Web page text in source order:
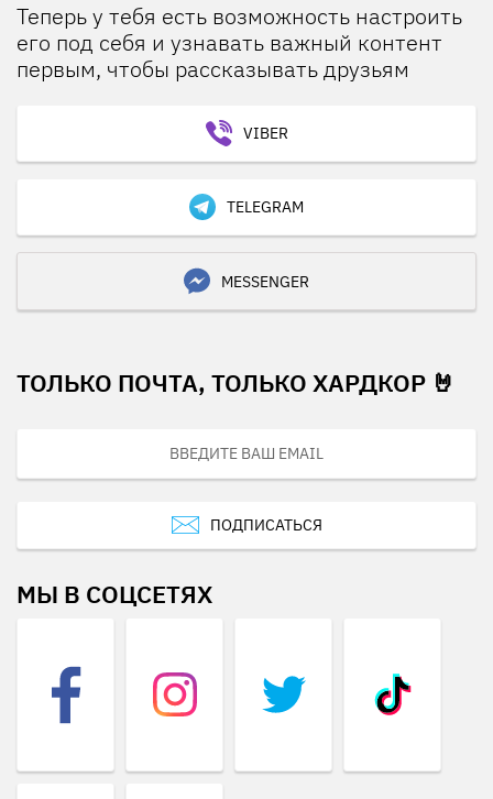
Теперь у тебя есть возможность настроить
его под себя и узнавать важный контент
первым, чтобы рассказывать друзьям
VIBER
TELEGRAM
MESSENGER
ТОЛЬКО ПОЧТА, ТОЛЬКО ХАРДКОР 🤘
ПОДПИСАТЬСЯ
МЫ В СОЦСЕТЯХ